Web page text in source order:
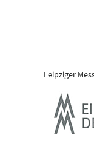
Leipziger